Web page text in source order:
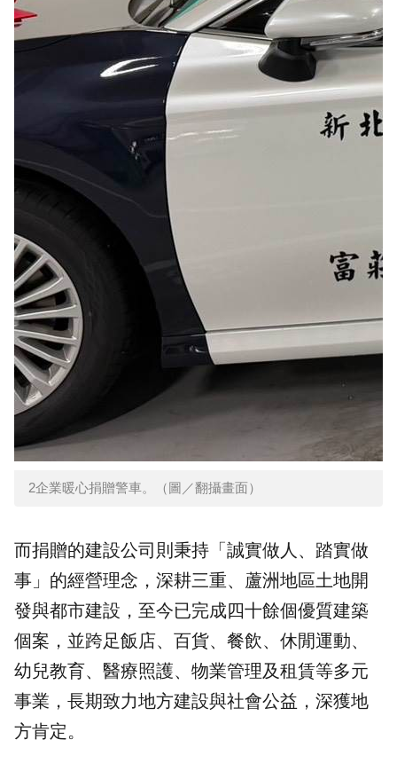
2企業暖心捐贈警車。（圖／翻攝畫面）
而捐贈的建設公司則秉持「誠實做人、踏實做
事」的經營理念，深耕三重、蘆洲地區土地開
發與都市建設，至今已完成四十餘個優質建築
個案，並跨足飯店、百貨、餐飲、休閒運動、
幼兒教育、醫療照護、物業管理及租賃等多元
事業，長期致力地方建設與社會公益，深獲地
方肯定。